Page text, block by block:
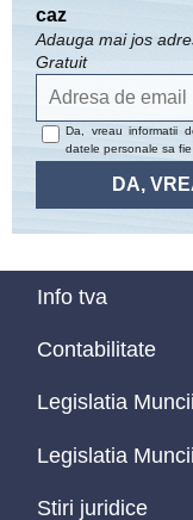
caz
Adauga mai jos
Gratuit
Da, vreau informatii
datele personale sa
Info tva
Contabilitate
Legislatia Muncii
Legislatia Muncii
Stiri juridice